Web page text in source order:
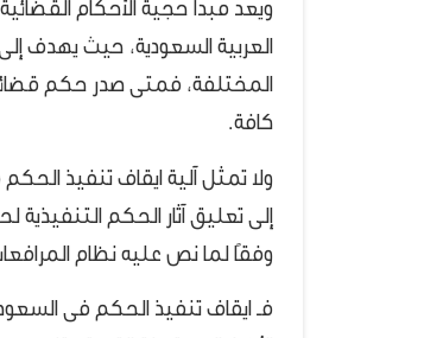
ويعد مبدأ حجية الأحكام
العربية السعودية، حيث يهدف إلى
المختلفة، فمتى صدر حكم قضائي
كافة.
ولا تمثل آلية ايقاف تنفيذ
إلى تعليق آثار الحكم
وفقًا لما نص عليه نظام
فـ ايقاف تنفيذ الحكم فى